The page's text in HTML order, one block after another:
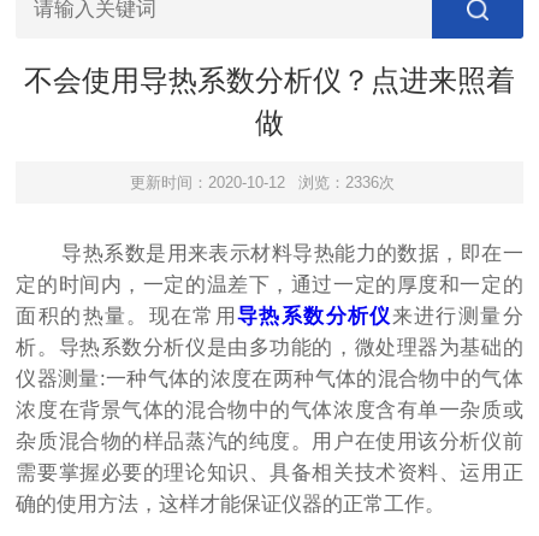
不会使用导热系数分析仪？点进来照着
做
更新时间：2020-10-12 浏览：2336次
导热系数是用来表示材料导热能力的数据，即在一
定的时间内，一定的温差下，通过一定的厚度和一定的
面积的热量。现在常用导热系数分析仪来进行测量分
析。导热系数分析仪是由多功能的，微处理器为基础的
仪器测量:一种气体的浓度在两种气体的混合物中的气体
浓度在背景气体的混合物中的气体浓度含有单一杂质或
杂质混合物的样品蒸汽的纯度。用户在使用该分析仪前
需要掌握必要的理论知识、具备相关技术资料、运用正
确的使用方法，这样才能保证仪器的正常工作。